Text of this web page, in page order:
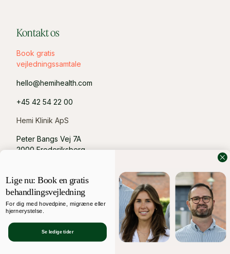
Kontakt os
Book gratis
vejledningssamtale
hello@hemihealth.com
+45 42 54 22 00
Hemi Klinik ApS
Peter Bangs Vej 7A
2000 Frederiksberg
© 2024 Hemi. All rights reserved.
Lige nu: Book en gratis
behandlingsvejledning
For dig med hovedpine, migræne eller
hjernerystelse.
Se ledige tider